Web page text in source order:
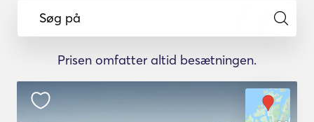
Søg på
Prisen omfatter altid besætningen.